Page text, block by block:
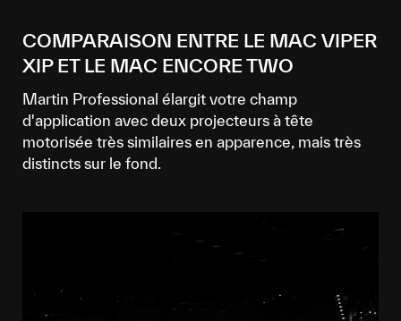
COMPARAISON ENTRE LE MAC VIPER
XIP ET LE MAC ENCORE TWO
Martin Professional élargit votre champ
d'application avec deux projecteurs à tête
motorisée très similaires en apparence, mais très
distincts sur le fond.